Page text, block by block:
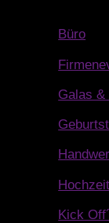
Büro
Galas &
Kick